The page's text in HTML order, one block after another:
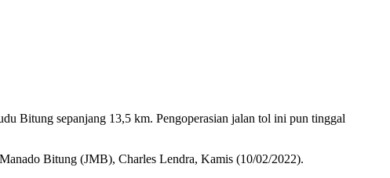
Bitung sepanjang 13,5 km. Pengoperasian jalan tol ini pun tinggal
Bitung (JMB), Charles Lendra, Kamis (10/02/2022).